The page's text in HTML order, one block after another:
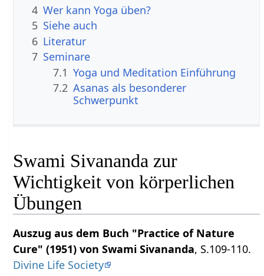
4 Wer kann Yoga üben?
5 Siehe auch
6 Literatur
7 Seminare
7.1 Yoga und Meditation Einführung
7.2 Asanas als besonderer
Schwerpunkt
Swami Sivananda zur
Wichtigkeit von körperlichen
Übungen
Auszug aus dem Buch "Practice of Nature
Cure" (1951) von Swami Sivananda, S.109-110.
Divine Life Society